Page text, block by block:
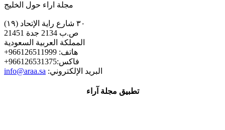
مجلة اراء حول الخليج
٣٠ شارع راية الإتحاد (١٩)
ص.ب 2134 جدة 21451
المملكة العربية السعودية
+هاتف: 966126511999
+فاكس:966126531375
info@araa.sa :البريد الإلكتروني
تطبيق مجلة آراء